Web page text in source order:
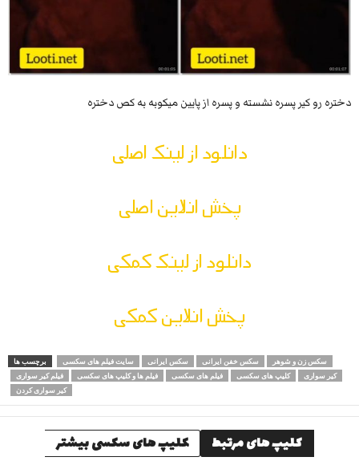
دختره رو کیر پسره نشسته و پسره از پایین میکوبه به کص دختره
دانلود از لینک اصلی
پخش انلاین اصلی
دانلود از لینک کمکی
پخش انلاین کمکی
برچسب ها سایت فیلم های سکسی سکس ایرانی سکس خفن ایرانی
سکس زن و شوهر
فیلم کیر سواری
فیلم ها و کلیپ های سکسی فیلم های سکسی کلیپ های سکسی
کیر سواری
کیر سواری کردن
کلیپ های مرتبط کلیپ های سکسی بیشتر